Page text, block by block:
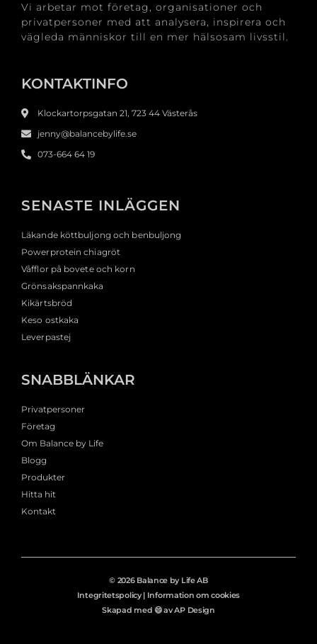
Vi arbetar mot företag, organisationer och
privatpersoner med att analysera, inspirera och
vägleda människor till en mer hälsosam livsstil.
KONTAKTINFO
Klockartorpsgatan 21, 723 44 Västerås
jenny@balancebylife.se
073-664 64 19
SENASTE INLÄGGEN
Läkande köttbuljong och benbuljong
Powerprotein chiagröt
Våfflor på bovete och korn
Grönsakspannkaka
Kikärtsbröd
Keso ostkaka
Leverpastej
SNABBLÄNKAR
Privatpersoner
Företag
Om Balance by Life
Blogg
Produkter
Hitta hit
Kontakt
© 2026 Balance by Life AB
Integritetspolicy| Information om cookies
Skapad med 😄 av AP Design